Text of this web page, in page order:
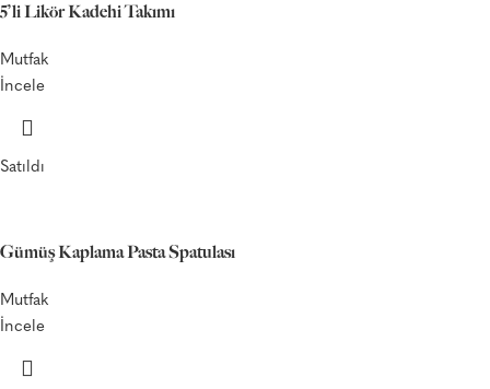
5’li Likör Kadehi Takımı
Mutfak
İncele
Satıldı
Gümüş Kaplama Pasta Spatulası
Mutfak
İncele